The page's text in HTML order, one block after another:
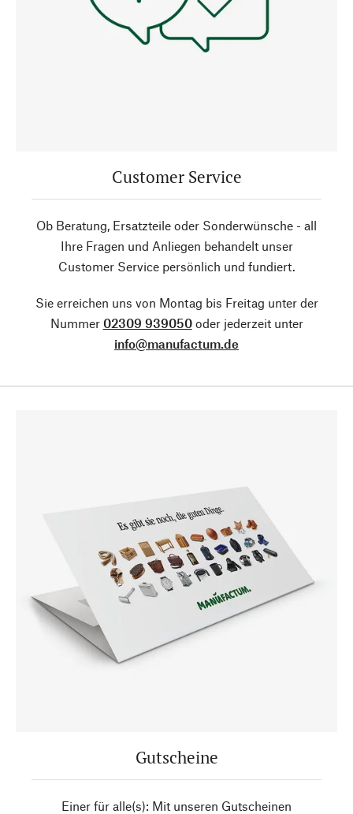
Customer Service
Ob Beratung, Ersatzteile oder Sonderwünsche - all
Ihre Fragen und Anliegen behandelt unser
Customer Service persönlich und fundiert.
Sie erreichen uns von Montag bis Freitag unter der
Nummer 02309 939050oder jederzeit unter
info@manufactum.de
Gutscheine
Einer für alle(s): Mit unseren Gutscheinen